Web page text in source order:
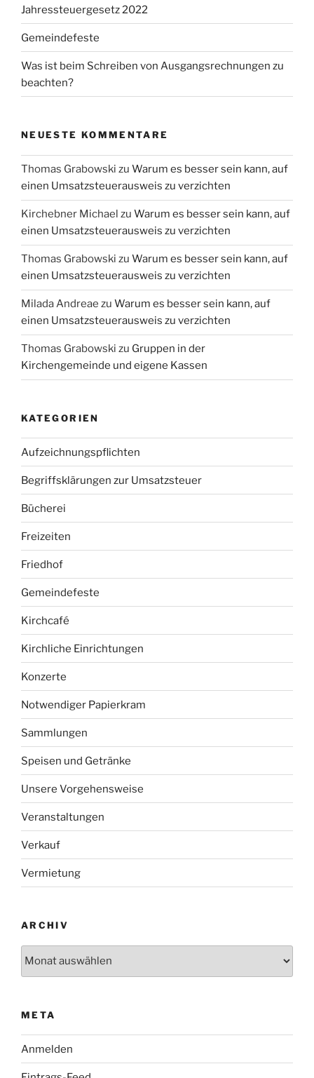
Jahressteuergesetz 2022
Gemeindefeste
Was ist beim Schreiben von Ausgangsrechnungen zu
beachten?
NEUESTE KOMMENTARE
Thomas Grabowski zu Warum es besser sein kann, auf
einen Umsatzsteuerausweis zu verzichten
Kirchebner Michael zu Warum es besser sein kann, auf
einen Umsatzsteuerausweis zu verzichten
Thomas Grabowski zu Warum es besser sein kann, auf
einen Umsatzsteuerausweis zu verzichten
Milada Andreae zu Warum es besser sein kann, auf
einen Umsatzsteuerausweis zu verzichten
Thomas Grabowski zu Gruppen in der
Kirchengemeinde und eigene Kassen
KATEGORIEN
Aufzeichnungspflichten
Begriffsklärungen zur Umsatzsteuer
Bücherei
Freizeiten
Friedhof
Gemeindefeste
Kirchcafé
Kirchliche Einrichtungen
Konzerte
Notwendiger Papierkram
Sammlungen
Speisen und Getränke
Unsere Vorgehensweise
Veranstaltungen
Verkauf
Vermietung
ARCHIV
META
Anmelden